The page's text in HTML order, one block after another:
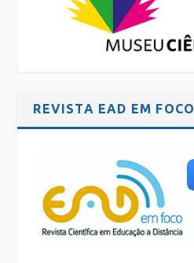
REVISTA EAD EM FOCO